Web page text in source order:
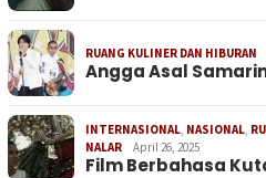
RUANG KULINER DAN HIBURAN
Angga Asal
INTERNASIONAL NASIONAL
NALAR
April 26, 2025
Film Berbahasa